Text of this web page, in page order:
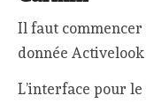
Il faut
donnée
L’interface pour le